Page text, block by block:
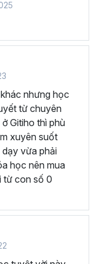
sức để xử lý
biết những thứ
Việt Nam
vị trí kế toán, xử
thạo Excel xử lý
vềThủ thuật
với hơn7h+ học
được nhiều lợi
độ chuyên môn
đã và đang đào
MIC, Tập
nhưng học
từ chuyên
Gitiho thì phù
xuyên suốt
vừa phải
học nên mua
từ con số 0